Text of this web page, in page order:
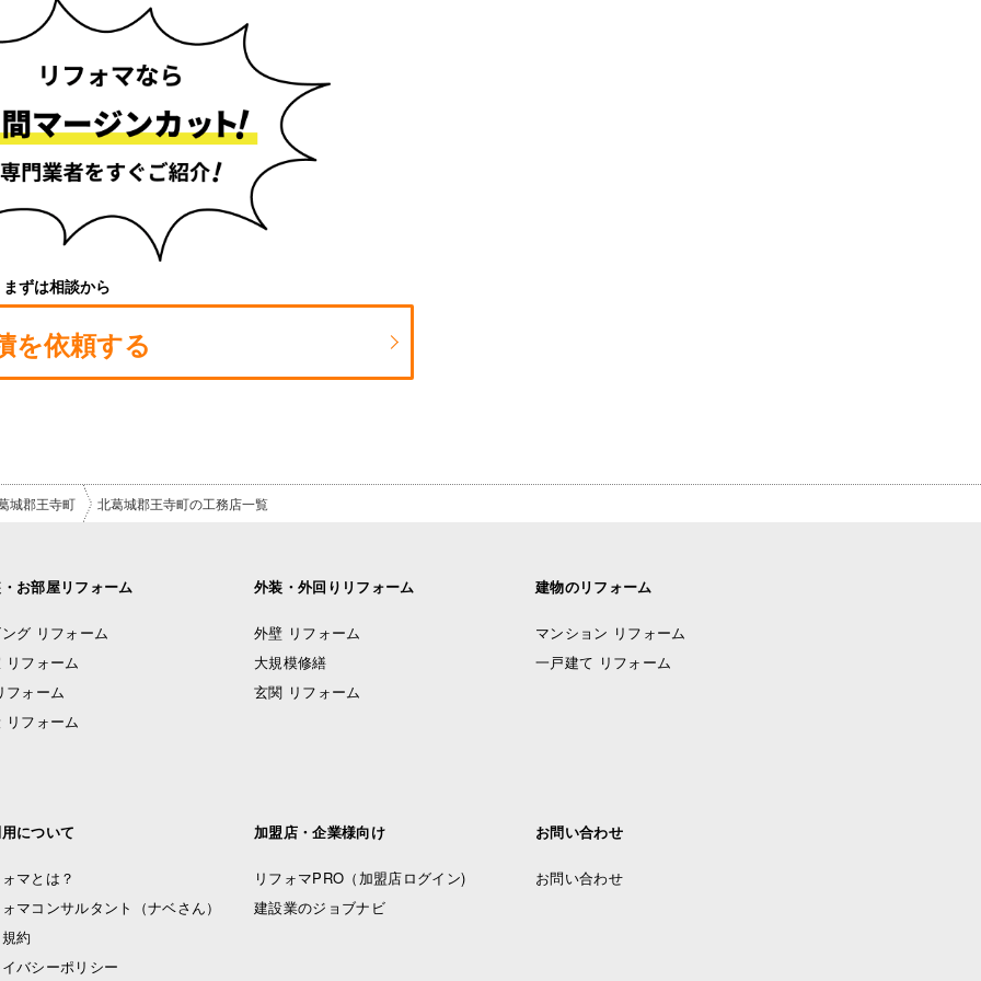
まずは相談から
を依頼する
城郡王寺町 北葛城郡王寺町の工務店一覧
お部屋リフォーム
グ リフォーム
リフォーム
フォーム
リフォーム
外装・外回りリフォーム
外壁 リフォーム
大規模修繕
玄関 リフォーム
建物のリフォーム
マンション リフォーム
一戸建て リフォーム
について
マとは？
マコンサルタント（ナベさん）
約
バシーポリシー
加盟店・企業様向け
リフォマPRO （加盟店ログイン)
建設業のジョブナビ
お問い合わせ
お問い合わせ